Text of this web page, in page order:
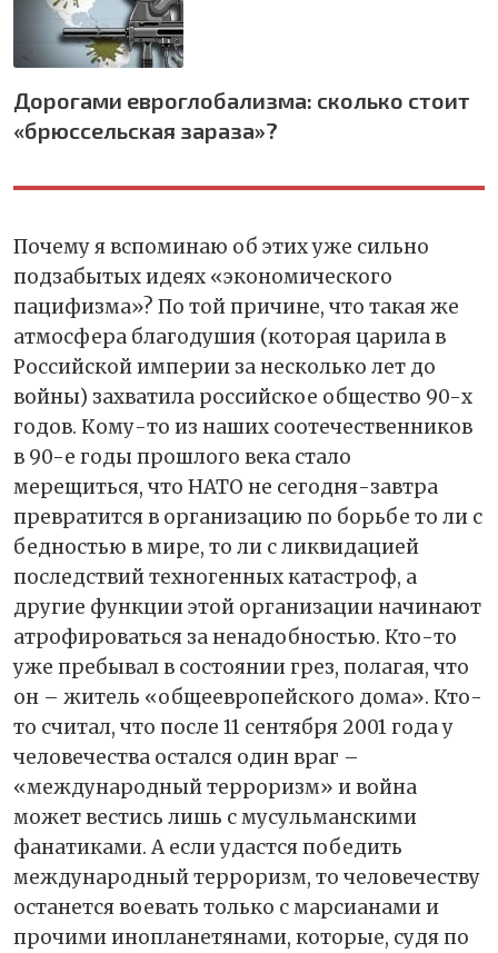
Дорогами евроглобализма: сколько стоит
«брюссельская зараза»?
Почему я вспоминаю об этих уже сильно
подзабытых идеях «экономического
пацифизма»? По той причине, что такая же
атмосфера благодушия (которая царила в
Российской империи за несколько лет до
войны) захватила российское общество 90-х
годов. Кому-то из наших соотечественников
в 90-е годы прошлого века стало
мерещиться, что НАТО не сегодня-завтра
превратится в организацию по борьбе то ли с
бедностью в мире, то ли с ликвидацией
последствий техногенных катастроф, а
другие функции этой организации начинают
атрофироваться за ненадобностью. Кто-то
уже пребывал в состоянии грез, полагая, что
он – житель «общеевропейского дома». Кто-
то считал, что после 11 сентября 2001 года у
человечества остался один враг –
«международный терроризм» и война
может вестись лишь с мусульманскими
фанатиками. А если удастся победить
международный терроризм, то человечеству
останется воевать только с марсианами и
прочими инопланетянами, которые, судя по